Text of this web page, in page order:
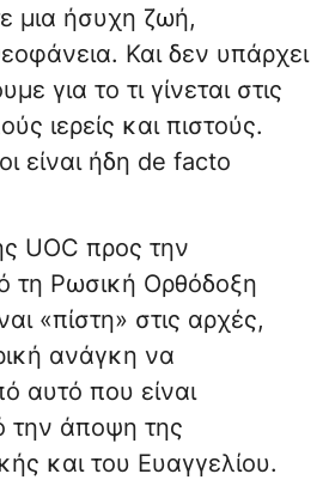
μια ήσυχη ζωή,
Και δεν υπάρχει
για το τι γίνεται στις
ιερείς και πιστούς.
είναι ήδη de facto
UOC προς την
τη Ρωσική Ορθόδοξη
«πίστη» στις αρχές,
ανάγκη να
αυτό που είναι
την άποψη της
και του Ευαγγελίου.